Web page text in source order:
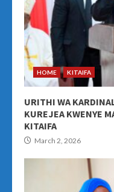
HOME KITAIFA
URITHI WA
KUREJEA KWENYE
KITAIFA
March 2, 2026